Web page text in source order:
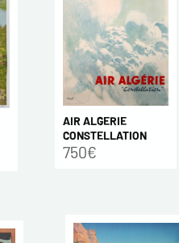
AIR ALGERIE
CONSTELLATION
750€